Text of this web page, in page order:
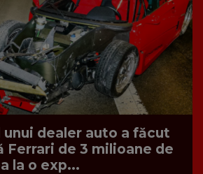
unui dealer auto a făcut
Ferrari de 3 milioane de
la o exp...